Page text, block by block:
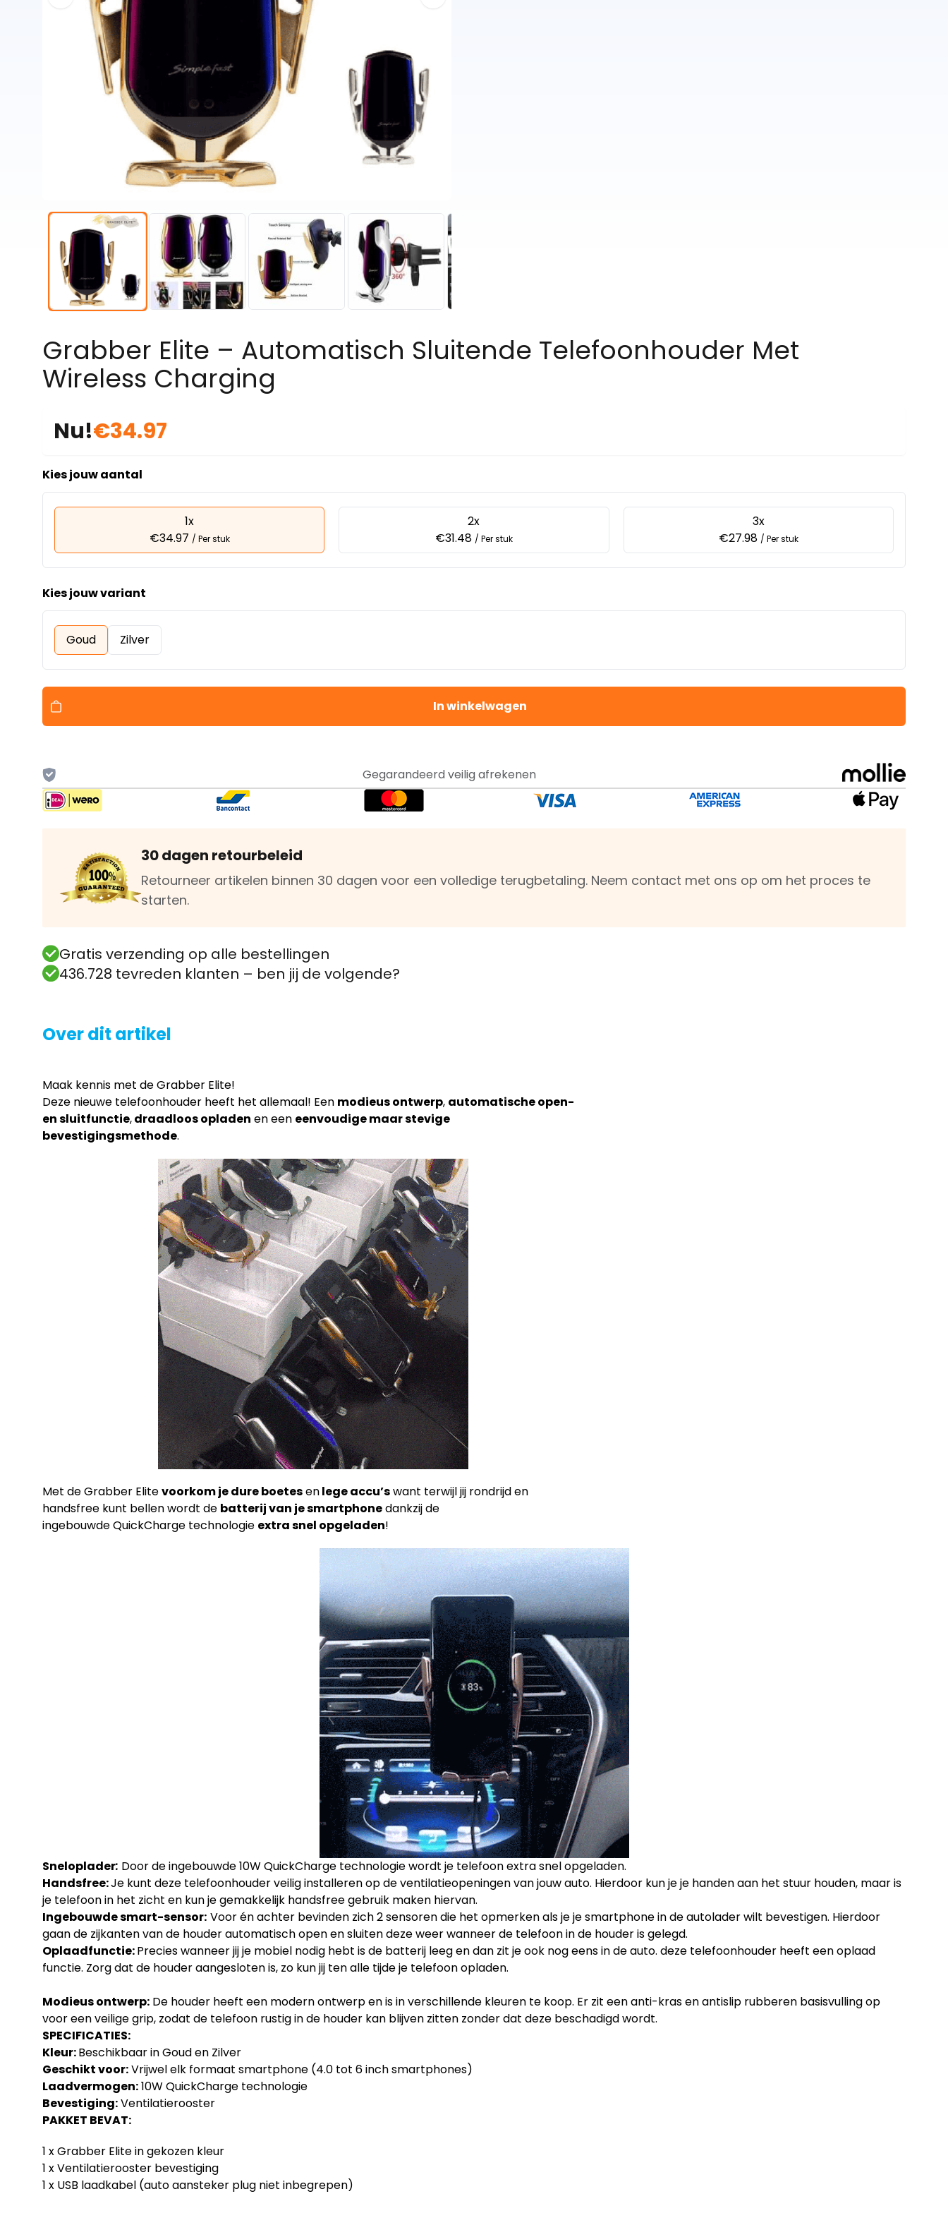
Grabber Elite – Automatisch Sluitende Telefoonhouder Met
Wireless Charging
Nu!€34.97
Kies jouw aantal
1x
€34.97 / Per stuk
2x
€31.48 / Per stuk
3x
€27.98 / Per stuk
Kies jouw variant
Goud Zilver
In winkelwagen
Gegarandeerd veilig afrekenen
30 dagen retourbeleid
Retourneer artikelen binnen 30 dagen voor een volledige terugbetaling. Neem contact met ons op om het proces te
starten.
Gratis verzending op alle bestellingen
436.728 tevreden klanten – ben jij de volgende?
Over dit artikel
Maak kennis met de Grabber Elite!
Deze nieuwe telefoonhouder heeft het allemaal! Een modieus ontwerp, automatische open-
en sluitfunctie,draadloos opladen en een eenvoudige maar stevige
bevestigingsmethode.
Met de Grabber Elitevoorkom je dure boetesenlege accu’swant terwijl jij rondrijd en
handsfree kunt bellen wordt de batterij van je smartphonedankzij de
ingebouwde QuickCharge technologie extra snel opgeladen!
Sneloplader: Door de ingebouwde 10W QuickCharge technologie wordt je telefoon extra snel opgeladen.
Handsfree:Je kunt deze telefoonhouder veilig installeren op de ventilatieopeningen van jouw auto. Hierdoor kun je je handen aan het stuur houden, maar is
je telefoon in het zicht en kun je gemakkelijk handsfree gebruik maken hiervan.
Ingebouwde smart-sensor: Voor én achter bevinden zich 2 sensoren die het opmerken als je je smartphone in de autolader wilt bevestigen. Hierdoor
gaan de zijkanten van de houder automatisch open en sluiten deze weer wanneer de telefoon in de houder is gelegd.
Oplaadfunctie:Precies wanneer jij je mobiel nodig hebt is de batterij leeg en dan zit je ook nog eens in de auto. deze telefoonhouder heeft een oplaad
functie. Zorg dat de houder aangesloten is, zo kun jij ten alle tijde je telefoon opladen.
Modieus ontwerp: De houder heeft een modern ontwerp en is in verschillende kleuren te koop. Er zit een anti-kras en antislip rubberen basisvulling op
voor een veilige grip, zodat de telefoon rustig in de houder kan blijven zitten zonder dat deze beschadigd wordt.
SPECIFICATIES:
Kleur:Beschikbaar in Goud en Zilver
Geschikt voor:Vrijwel elk formaat smartphone (4.0 tot 6 inch smartphones)
Laadvermogen:10W QuickCharge technologie
Bevestiging:Ventilatierooster
PAKKET BEVAT:
1 x Grabber Elite in gekozen kleur
1 x Ventilatierooster bevestiging
1 x USB laadkabel (auto aansteker plug niet inbegrepen)